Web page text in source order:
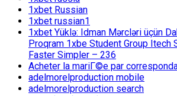
1xbet Russian
1xbet russian1
1xbet Yüklə: Idman Mərcləri üçün
Proqram 1xbe Student Group Itech
Faster Simpler – 236
Acheter la mariГ©e par
adelmorelproduction mobile
adelmorelproduction search